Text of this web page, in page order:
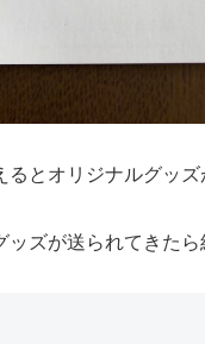
るとオリジナルグッズ
ズが送られてきたら